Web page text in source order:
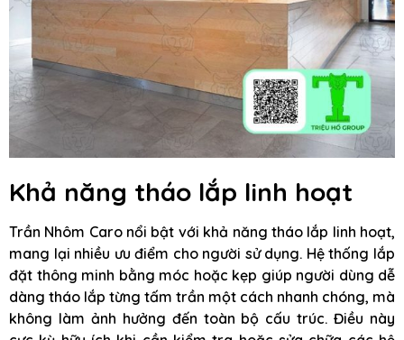
Khả năng tháo lắp linh hoạt
Trần Nhôm Caro nổi bật với khả năng tháo lắp linh hoạt,
mang lại nhiều ưu điểm cho người sử dụng. Hệ thống lắp
đặt thông minh bằng móc hoặc kẹp giúp người dùng dễ
dàng tháo lắp từng tấm trần một cách nhanh chóng, mà
không làm ảnh hưởng đến toàn bộ cấu trúc. Điều này